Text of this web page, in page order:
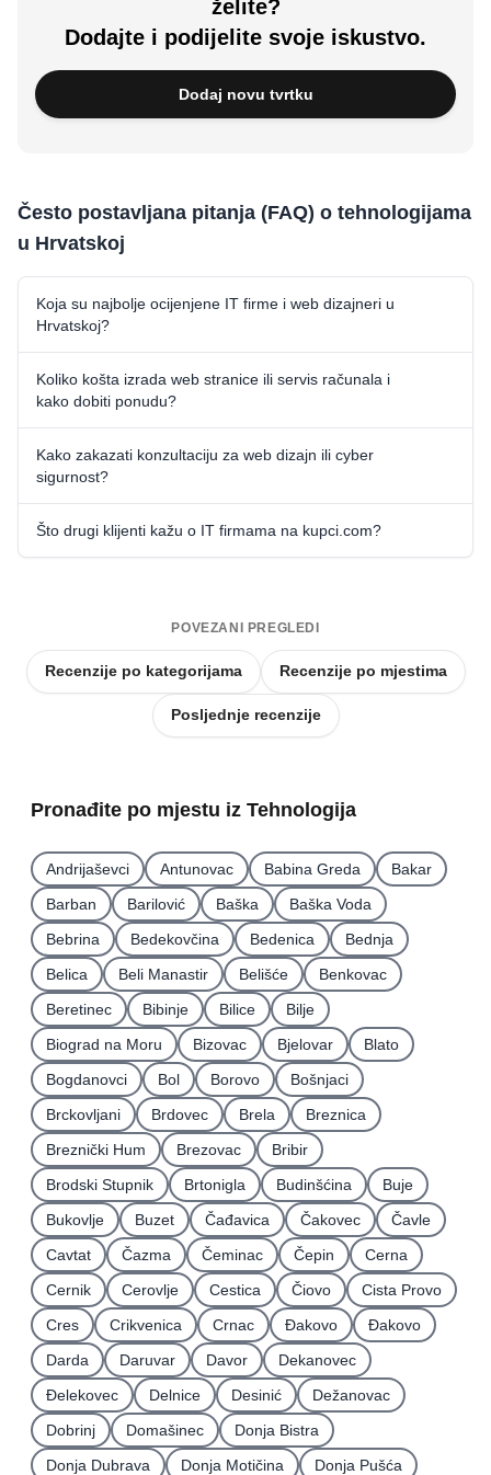
želite?
Dodajte i podijelite svoje iskustvo.
Dodaj novu tvrtku
Često postavljana pitanja (FAQ) o tehnologijama
u Hrvatskoj
Koja su najbolje ocijenjene IT firme i web dizajneri u
Hrvatskoj?
Koliko košta izrada web stranice ili servis računala i
kako dobiti ponudu?
Kako zakazati konzultaciju za web dizajn ili cyber
sigurnost?
Što drugi klijenti kažu o IT firmama na kupci.com?
POVEZANI PREGLEDI
Recenzije po kategorijama Recenzije po mjestima
Posljednje recenzije
Pronađite po mjestu iz Tehnologija
Andrijaševci Antunovac Babina Greda
Bakar
Barban
Barilović Baška
Baška Voda
Bebrina
Bedekovčina Bedenica
Bednja
Belica
Beli Manastir Belišće
Benkovac
Beretinec
Bibinje Bilice
Bilje
Biograd na Moru
Bizovac Bjelovar
Blato
Bogdanovci
Bol Borovo
Bošnjaci
Brckovljani
Brdovec Brela
Breznica
Breznički Hum
Brezovac
Bribir
Brodski Stupnik
Brtonigla Budinšćina
Buje
Bukovlje
Buzet Čađavica Čakovec
Čavle
Cavtat
Čazma Čeminac Čepin
Cerna
Cernik
Cerovlje Cestica Čiovo
Cista Provo
Cres
Crikvenica Crnac Đakovo
Ðakovo
Darda
Daruvar Davor
Dekanovec
Ðelekovec
Delnice Desinić
Dežanovac
Dobrinj
Domašinec
Donja Bistra
Donja Dubrava
Donja Motičina
Donja Pušća